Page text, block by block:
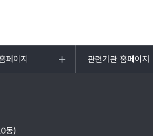
페이지 관련기관 홈페이지
목록
동)